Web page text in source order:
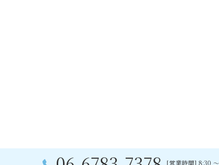
[営業時間] 8:30